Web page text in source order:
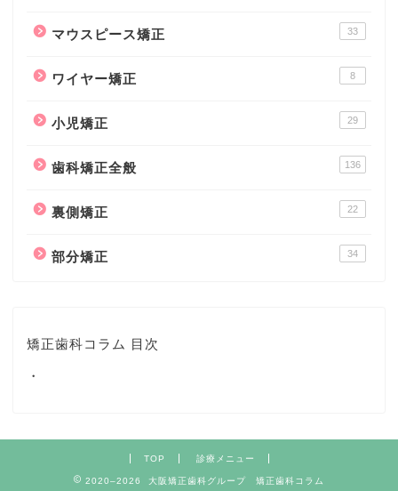
マウスピース矯正 33
ワイヤー矯正 8
小児矯正 29
歯科矯正全般 136
裏側矯正 22
部分矯正 34
矯正歯科コラム 目次
・
TOP 診療メニュー
2020–2026 大阪矯正歯科グループ 矯正歯科コラム